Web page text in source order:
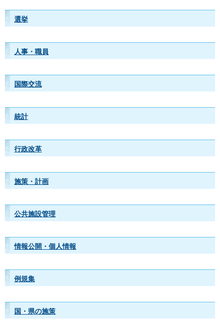
選挙
人事・職員
国際交流
統計
行政改革
施策・計画
公共施設管理
情報公開・個人情報
例規集
国・県の施策